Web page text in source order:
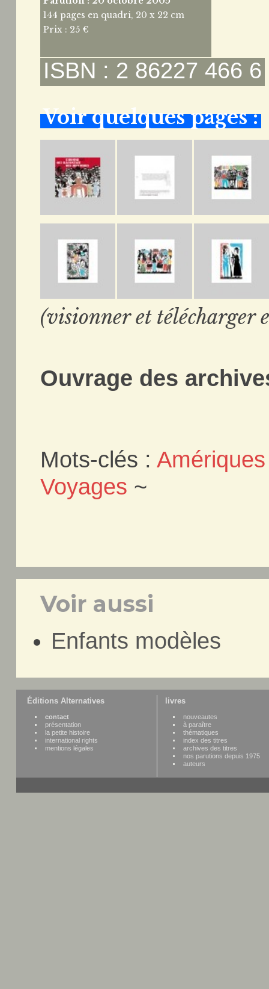
144 pages en quadri, 20 x 22 cm
Prix : 25 €
ISBN : 2 86227 466 6
Voir quelques pages :
(visionner et télécharger
Ouvrage des
Mots-clés :Amériques
Voyages ~
Voir aussi
Enfants modèles
Éditions Alternatives
contact
présentation
la petite histoire
international rights
mentions légales
livres
nouveautes
à paraître
thématiques
index des titres
archives des titres
nos parutions depuis 1975
auteurs